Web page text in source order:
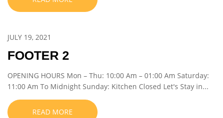
JULY 19, 2021
FOOTER 2
OPENING HOURS Mon – Thu: 10:00 Am – 01:00 Am Saturday:
11:00 Am To Midnight Sunday: Kitchen Closed Let's Stay in...
READ MORE